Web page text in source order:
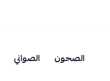
الصحون الصواني